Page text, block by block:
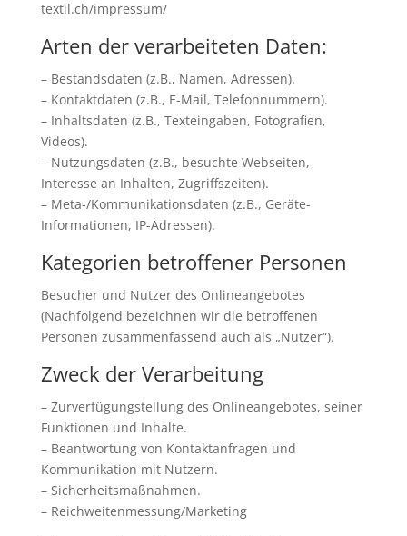
textil.ch/impressum/
Arten der verarbeiteten Daten:
– Bestandsdaten (z.B., Namen, Adressen).
– Kontaktdaten (z.B., E-Mail, Telefonnummern).
– Inhaltsdaten (z.B., Texteingaben, Fotografien,
Videos).
– Nutzungsdaten (z.B., besuchte Webseiten,
Interesse an Inhalten, Zugriffszeiten).
– Meta-/Kommunikationsdaten (z.B., Geräte-
Informationen, IP-Adressen).
Kategorien betroffener Personen
Besucher und Nutzer des Onlineangebotes
(Nachfolgend bezeichnen wir die betroffenen
Personen zusammenfassend auch als „Nutzer“).
Zweck der Verarbeitung
– Zurverfügungstellung des Onlineangebotes, seiner
Funktionen und Inhalte.
– Beantwortung von Kontaktanfragen und
Kommunikation mit Nutzern.
– Sicherheitsmaßnahmen.
– Reichweitenmessung/Marketing